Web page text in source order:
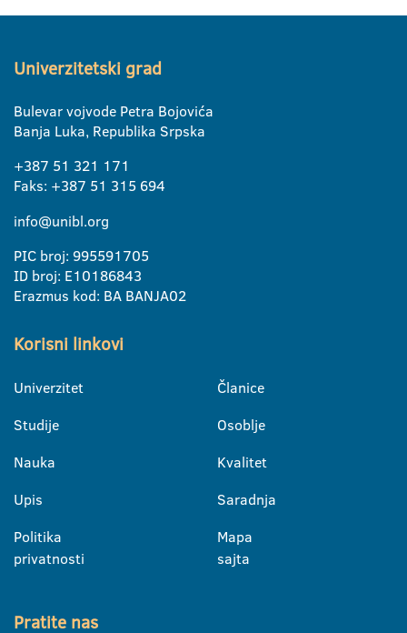
Univerzitetski grad
Bulevar vojvode Petra Bojovića
Banja Luka, Republika Srpska
+387 51 321 171
Faks: +387 51 315 694
info@unibl.org
PIC broj: 995591705
ID broj: E10186843
Erazmus kod: BA BANJA02
Korisni linkovi
Univerzitet
Studije
Nauka
Upis
Politika
privatnosti
Članice
Osoblje
Kvalitet
Saradnja
Mapa
sajta
Pratite nas